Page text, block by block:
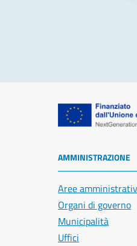
AMMINISTRAZIONE
Aree
Organi di governo
Municipalità
Uffici